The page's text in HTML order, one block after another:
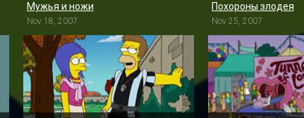
Мужья и ножи
Nov 18, 2007
Похороны злодея
Nov 25, 2007